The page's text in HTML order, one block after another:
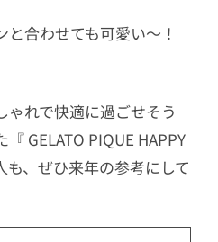
合わせても可愛い〜！
ゃれで快適に過ごせそう
GELATO PIQUE HAPPY
も、ぜひ来年の参考にして